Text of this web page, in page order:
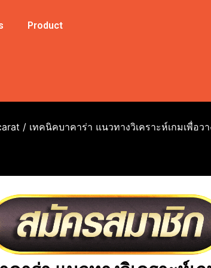
Product
/ เทคนิคบาคาร่า แนวทางวิเคราะห์เกมเพื่อว